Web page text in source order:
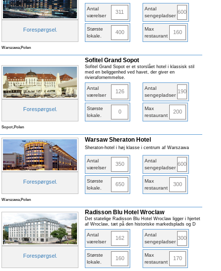
Forespørgsel.
Antal
værelser
311
Antal
sengepladser
600
Største
lokale
400
Max
restaurant
160
Warszawa,Polen
Forespørgsel.
Sofitel Grand Sopot
Sofitel Grand Sopot er et storslået hotel i klassisk stil
med en beliggenhed ved havet, der giver en
rivierafornemmelse.
Antal
værelser
126
Antal
sengepladser
190
Største
lokale
0
Max
restaurant
200
Sopot,Polen
Forespørgsel.
Warsaw Sheraton Hotel
Sheraton-hotel i høj klasse i centrum af Warszawa
Antal
værelser
350
Antal
sengepladser
600
Største
lokale
650
Max
restaurant
300
Warszawa,Polen
Forespørgsel.
Radisson Blu Hotel Wroclaw
Det statelige Radisson Blu Hotel Wroclaw ligger i hjertet
af Wroclaw, tæt på den historiske markedsplads og D
Antal
værelser
162
Antal
sengepladser
300
Største
lokale
160
Max
restaurant
170